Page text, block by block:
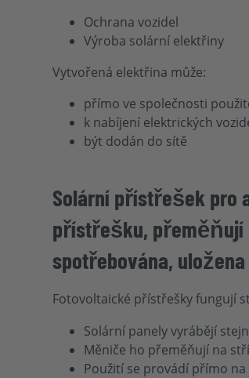
Ochrana vozidel
Výroba solární elektřiny
Vytvořená elektřina může:
přímo ve společnosti
k nabíjení elektrických
být dodán do sítě
Solární přístřešek pro
přístřešku, přeměňují
spotřebována,
Fotovoltaické přístřešky fungují
Solární panely vyrábějí
Měniče ho přeměňují na
Použití se provádí přímo